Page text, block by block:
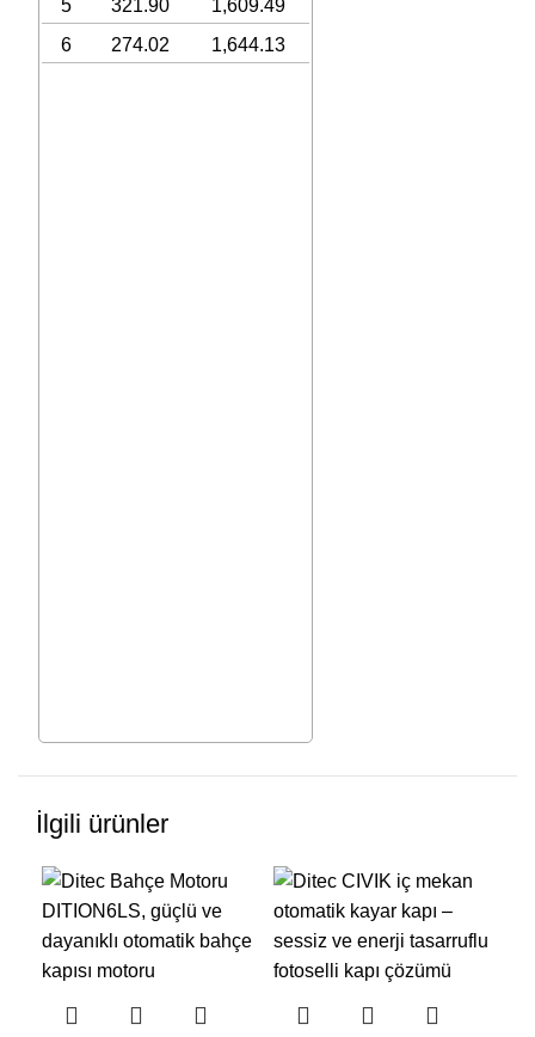
5
321.90
1,609.49
6
274.02 1,644.13
İlgili ürünler